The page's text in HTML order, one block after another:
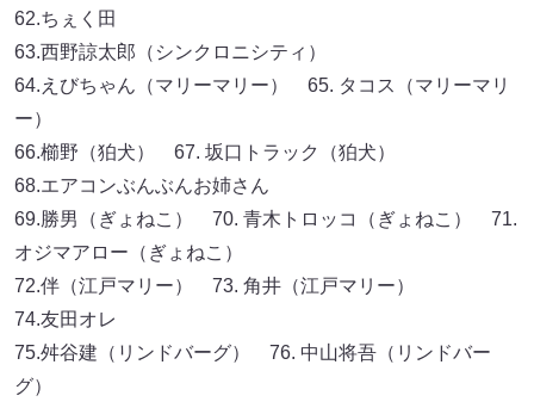
62.ちぇく田
63.西野諒太郎（シンクロニシティ）
64.えびちゃん（マリーマリー） 65. タコス（マリーマリ
ー）
66.櫛野（狛犬） 67. 坂口トラック（狛犬）
68.エアコンぶんぶんお姉さん
69.勝男（ぎょねこ） 70. 青木トロッコ（ぎょねこ） 71.
オジマアロー（ぎょねこ）
72.伴（江戸マリー） 73. 角井（江戸マリー）
74.友田オレ
75.舛谷建（リンドバーグ） 76. 中山将吾（リンドバー
グ）